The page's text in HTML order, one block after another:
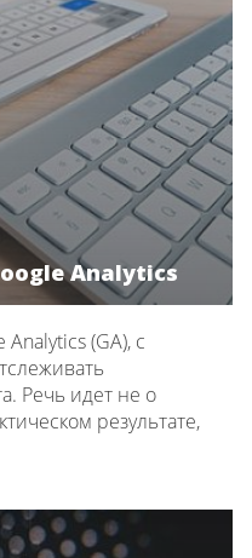
Analytics
(GA), с
Речь идет не о
результате,